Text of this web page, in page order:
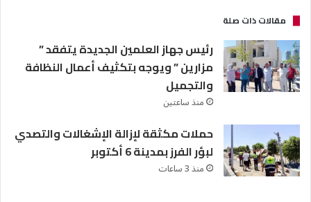
مقالات ذات صلة
رئيس جهاز العلمين الجديدة يتفقد ”
مزارين ” ويوجه بتكثيف أعمال النظافة
والتجميل
منذ ساعتين
حملات مكثقة لإزالة الإشغالات والتصدي
لبؤر الفرز بمدينة 6 أكتوبر
منذ 3 ساعات